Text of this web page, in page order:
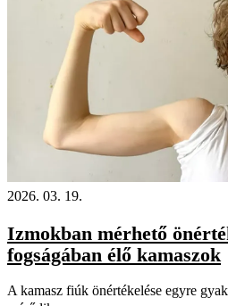
2026. 03. 19.
Izmokban mérhető
fogságában élő kamaszok
A kamasz fiúk önértékelése egyre